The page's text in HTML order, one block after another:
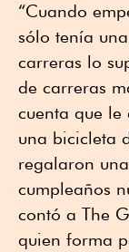
“Cuando
sólo tenía
carreras lo
de carreras
cuenta que le
una bicicleta
regalaron
cumpleaños
contó a The
quien forma